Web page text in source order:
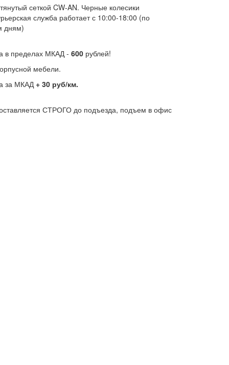
сеткой CW-AN. Черные колесики
служба работает с 10:00-18:00 (по
дням)
в пределах МКАД - 600 рублей!
мебели.
за МКАД + 30 руб/км.
СТРОГО до подъезда, подъем в офис